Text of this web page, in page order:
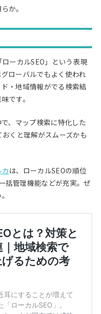
か。
ーカルSEO」という表現
ローバルでもよく使われ
・地域情報がでる検索結
です。
、マップ検索に特化した
くと理解がスムーズかも
は、ローカルSEOの順位
括管理機能などが充実。ぜ